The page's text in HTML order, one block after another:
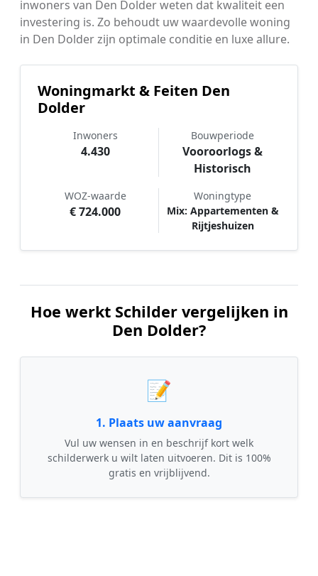
inwoners van Den Dolder weten dat kwaliteit een
investering is. Zo behoudt uw waardevolle woning
in Den Dolder zijn optimale conditie en luxe allure.
Woningmarkt & Feiten Den
Dolder
Inwoners
4.430
Bouwperiode
Vooroorlogs &
Historisch
WOZ-waarde
€ 724.000
Woningtype
Mix: Appartementen &
Rijtjeshuizen
Hoe werkt Schilder vergelijken in
Den Dolder?
📝
1. Plaats uw aanvraag
Vul uw wensen in en beschrijf kort welk
schilderwerk u wilt laten uitvoeren. Dit is 100%
gratis en vrijblijvend.